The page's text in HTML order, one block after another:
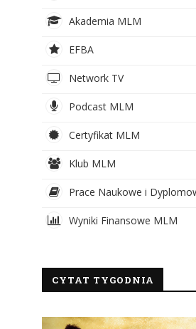
Akademia MLM
EFBA
Network TV
Podcast MLM
Certyfikat MLM
Klub MLM
Prace Naukowe i
Wyniki Finansowe MLM
CYTAT TYGODNIA